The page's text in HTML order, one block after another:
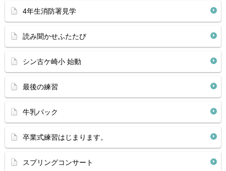
4年生消防署見学
読み聞かせふたたび
シン古ケ崎小 始動
最後の練習
牛乳パック
卒業式練習はじまります。
スプリングコンサート